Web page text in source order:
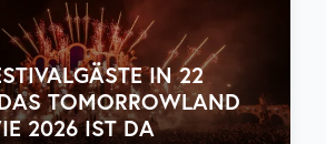
IN 22
TOMORROWLAND
2026 IST DA